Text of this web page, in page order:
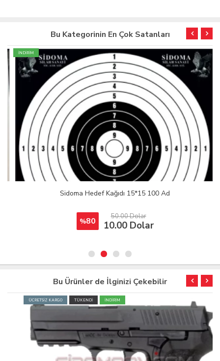
Bu Kategorinin En Çok Satanları
İNDİRİM
Sidoma Hedef Kağıdı 15*15 100 Ad
%80 50.00 Dolar
10.00 Dolar
Bu Ürünler de İlginizi Çekebilir
ÜCRETSİZ KARGO TÜKENDİ İNDİRİM